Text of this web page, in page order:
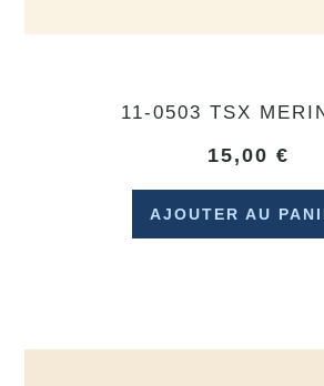
11-0503 TSX
15,00 €
AJOUTER AU